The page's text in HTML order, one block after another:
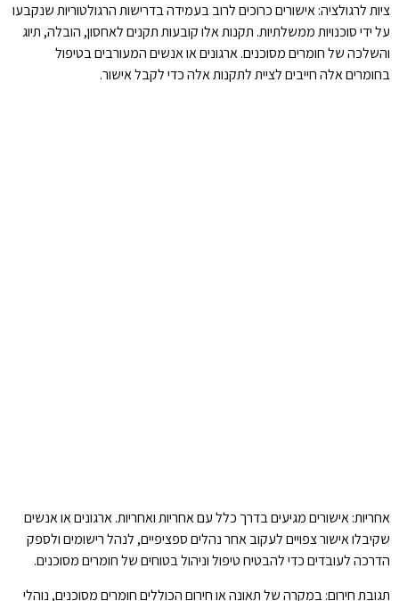
ציות לרגולציה: אישורים כרוכים לרוב בעמידה בדרישות הרגולטוריות שנקבעו
על ידי סוכנויות ממשלתיות. תקנות אלו קובעות תקנים לאחסון, הובלה, תיוג
והשלכה של חומרים מסוכנים. ארגונים או אנשים המעורבים בטיפול
בחומרים אלה חייבים לציית לתקנות אלה כדי לקבל אישור.
אחריות: אישורים מגיעים בדרך כלל עם אחריות ואחריות. ארגונים או אנשים
שקיבלו אישור צפויים לעקוב אחר נהלים ספציפיים, לנהל רישומים ולספק
הדרכה לעובדים כדי להבטיח טיפול וניהול בטוחים של חומרים מסוכנים.
תגובת חירום: במקרה של תאונה או חירום הכוללים חומרים מסוכנים, נוהלי